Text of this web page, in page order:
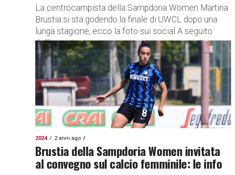
La centrocampista della Sampdoria Women Martina
Brustia si sta godendo la finale di UWCL dopo una
lunga stagione, ecco la foto sui social A seguito
dell’importante...
2024 2 anni ago
Brustia della Sampdoria Women invitata
al convegno sul calcio femminile: le info